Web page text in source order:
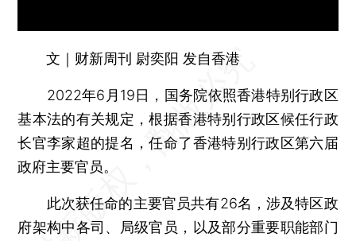
文｜财新周刊 尉奕阳 发自香港
2022年6月19日，国务院依照香港特别行政区
基本法的有关规定，根据香港特别行政区候任行政
长官李家超的提名，任命了香港特别行政区第六届
政府主要官员。
此次获任命的主要官员共有26名，涉及特区政
府架构中各司、局级官员，以及部分重要职能部门